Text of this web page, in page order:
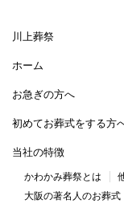
川上葬祭
ホーム
お急ぎの方へ
初めてお葬式をする方
当社の特徴
かわかみ葬祭とは
大阪の著名人のお葬式